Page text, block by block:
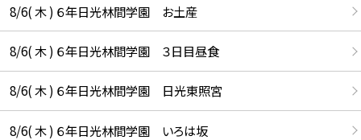
8/6( 木 ) ６年日光林間学園 お土産
8/6( 木 ) ６年日光林間学園 ３日目昼食
8/6( 木 ) ６年日光林間学園 日光東照宮
8/6( 木 ) ６年日光林間学園 いろは坂